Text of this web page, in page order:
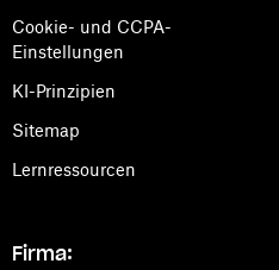
Cookie- und CCPA-
Einstellungen
KI-Prinzipien
Sitemap
Lernressourcen
Firma: